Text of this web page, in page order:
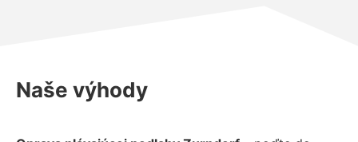
Naše výhody